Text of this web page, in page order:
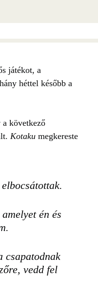
játékot, a
héttel később a
következő
Kotaku megkereste
én és
csapatodnak
vedd fel